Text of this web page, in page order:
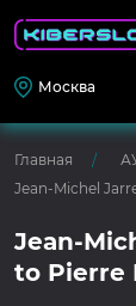
Москва
Главная
Jean-Michel
Jean-
to Pierre